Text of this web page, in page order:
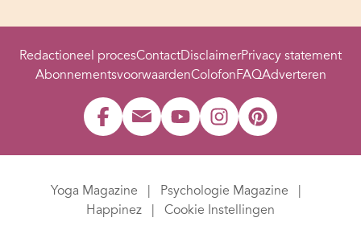
Redactioneel procesContactDisclaimerPrivacy statement
AbonnementsvoorwaardenColofonFAQAdverteren
Yoga Magazine
Psychologie Magazine
Happinez
Cookie Instellingen